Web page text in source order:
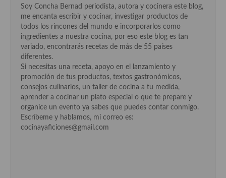
Cocina de Polonia
Cocina de Ucrania
Cocina Eslovena
Cocina Francesa
Cocina Griega
Cocina Holandesa
Cocina Hungara
Soy Concha Bernad periodista, autora y cocinera este blog,
me encanta escribir y cocinar, investigar productos de
todos los rincones del mundo e incorporarlos como
ingredientes a nuestra cocina, por eso este blog es tan
variado, encontrarás recetas de más de 55 países
diferentes.
Si necesitas una receta, apoyo en el lanzamiento y
promoción de tus productos, textos gastronómicos,
consejos culinarios, un taller de cocina a tu medida,
aprender a cocinar un plato especial o que te prepare y
organice un evento ya sabes que puedes contar conmigo.
Escríbeme y hablamos, mi correo es:
cocinayaficiones@gmail.com